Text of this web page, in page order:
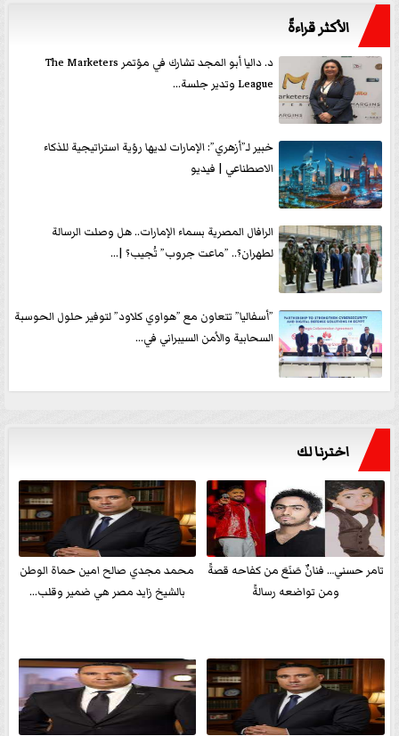
الأكثر قراءةً
د. داليا أبو المجد تشارك في مؤتمر The Marketers
League وتدير جلسة...
خبير لـ”أزهري”: الإمارات لديها رؤية استراتيجية للذكاء
الاصطناعي | فيديو
الرافال المصرية بسماء الإمارات.. هل وصلت الرسالة
لطهران؟.. ”ماعت جروب” تُجيب؟ |...
”أسفاليا” تتعاون مع ”هواوي كلاود” لتوفير حلول الحوسبة
السحابية والأمن السيبراني في...
اخترنا لك
تامر حسني… فنانٌ صَنَعَ من كفاحه قصةً
ومن تواضعه رسالةً
محمد مجدي صالح امين حماة الوطن
بالشيخ زايد مصر هي ضمير وقلب...